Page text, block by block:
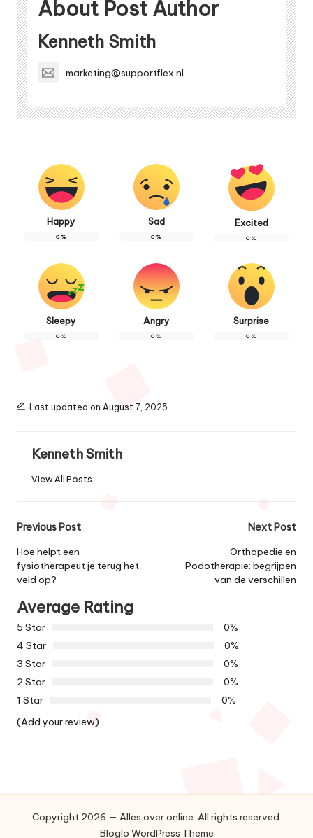
About Post Author
Kenneth Smith
marketing@supportflex.nl
Happy
0%
Sad
0%
Excited
0%
Sleepy
0%
Angry
0%
Surprise
0%
Last updated on August 7, 2025
Kenneth Smith
View All Posts
Post
navigation
Previous Post
Hoe helpt een
fysiotherapeut je terug het
veld op?
Next Post
Orthopedie en
Podotherapie: begrijpen
van de verschillen
Average Rating
5 Star
0%
4 Star
0%
3 Star
0%
2 Star
0%
1 Star
0%
(Add your review)
Copyright 2026 — Alles over online. All rights reserved.
Bloglo WordPress Theme